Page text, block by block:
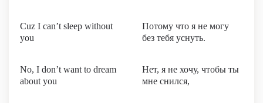
Cuz I can’t sleep without
you
Потому что я не могу
без тебя уснуть.
No, I don’t want to dream
about you
Нет, я не хочу, чтобы ты
мне снился,